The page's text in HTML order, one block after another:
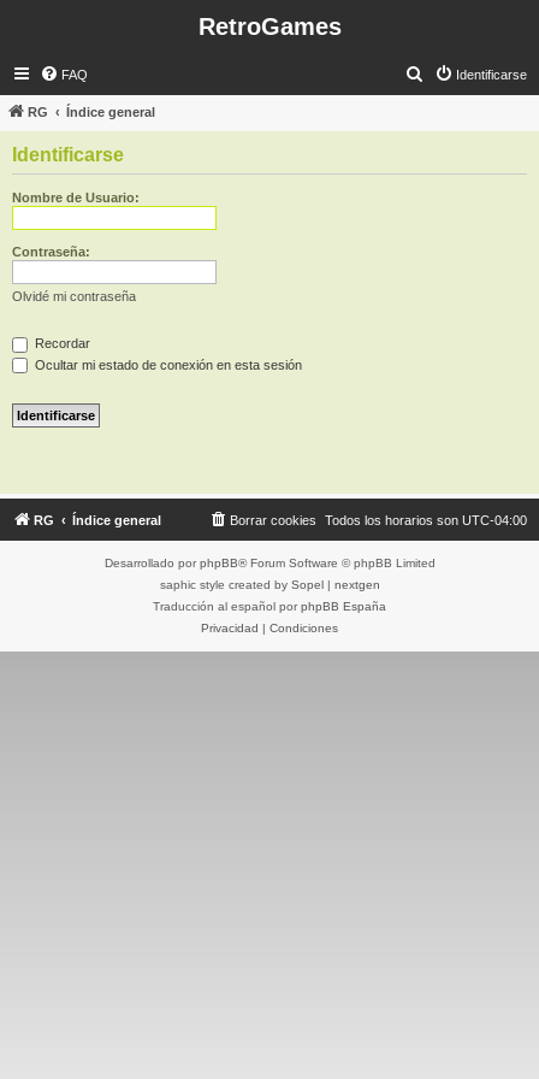
RetroGames
FAQ Identificarse
s
RG Índice general
Identificarse
Nombre de Usuario:
Contraseña:
Olvidé mi contraseña
Recordar
Ocultar mi estado de conexión en esta sesión
RG Índice general Todos los horarios son UTC-04:00
Borrar cookies
Desarrollado por phpBB® Forum Software © phpBB Limited
saphic style created by Sopel| nextgen
Traducción al español por phpBB España
Privacidad | Condiciones